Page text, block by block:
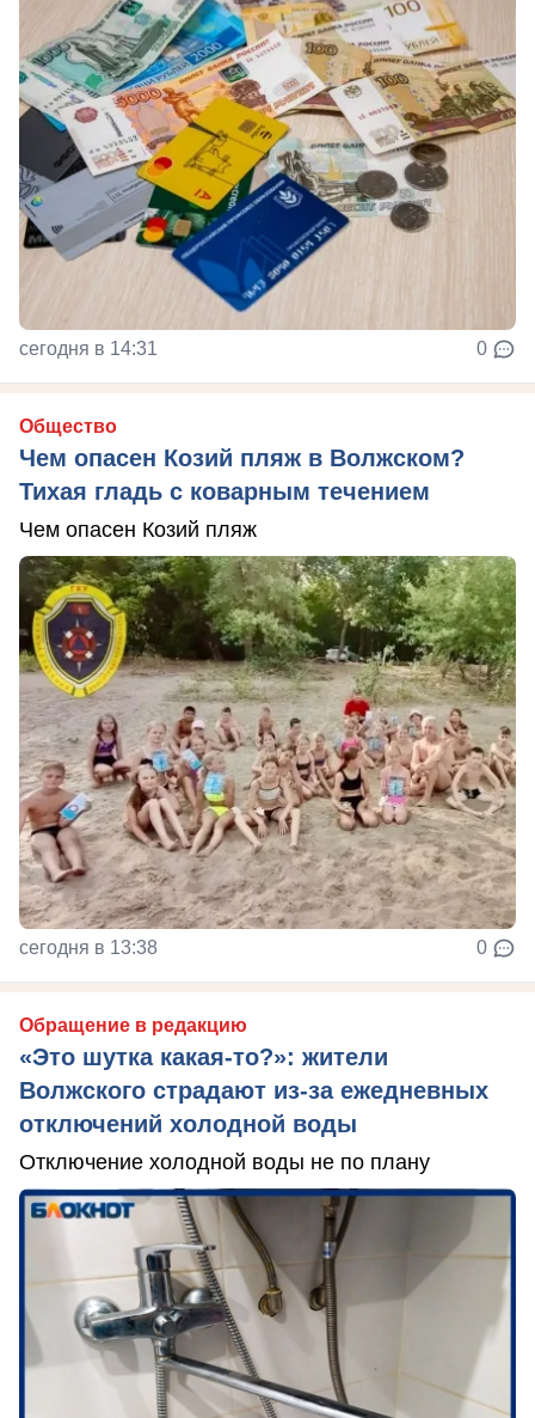
сегодня в 14:31 0
Общество
Чем опасен Козий пляж в Волжском?
Тихая гладь с коварным течением
Чем опасен Козий пляж
сегодня в 13:38 0
Обращение в редакцию
«Это шутка какая-то?»: жители
Волжского страдают из‑за ежедневных
отключений холодной воды
Отключение холодной воды не по плану